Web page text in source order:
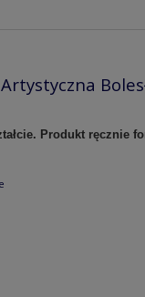
Produkt ręcznie